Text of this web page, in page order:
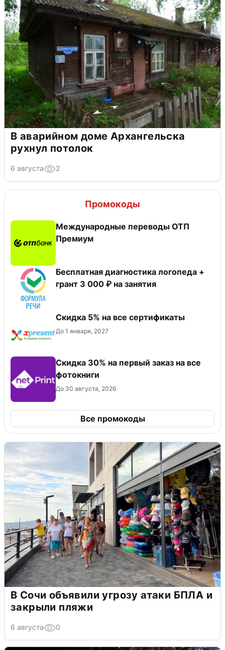
В аварийном доме Архангельска
рухнул потолок
6 августа 2
Промокоды
Международные переводы ОТП
Премиум
Бесплатная диагностика логопеда +
грант 3 000 ₽ на занятия
Скидка 5% на все сертификаты
До 1 января, 2027
Cкидка 30% на первый заказ на все
фотокниги
До 30 августа, 2026
Все промокоды
В Сочи объявили угрозу атаки БПЛА и
закрыли пляжи
6 августа 0